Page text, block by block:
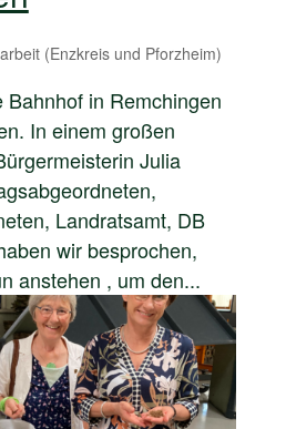
(Enzkreis und Pforzheim)
in Remchingen
In einem großen
Julia
Landratsamt, DB
wir besprochen,
anstehen , um den...